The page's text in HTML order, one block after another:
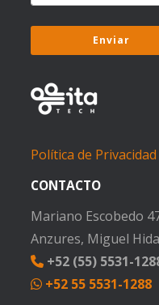
Política de Privacidad
CONTACTO
Mariano Escobedo
Anzures, Miguel
+52 (55) 5531-
+52 55 5531-1288